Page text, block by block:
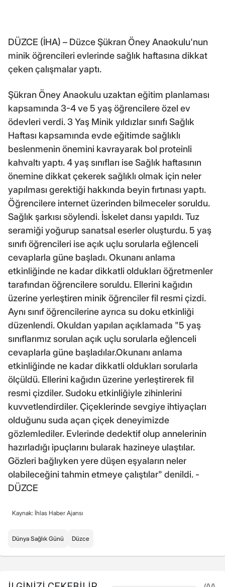
DÜZCE (İHA) – Düzce Şükran Öney Anaokulu'nun
minik öğrencileri evlerinde sağlık haftasına dikkat
çeken çalışmalar yaptı.
Şükran Öney Anaokulu uzaktan eğitim planlaması
kapsamında 3-4 ve 5 yaş öğrencilere özel ev
ödevleri verdi. 3 Yaş Minik yıldızlar sınıfı Sağlık
Haftası kapsamında evde eğitimde sağlıklı
beslenmenin önemini kavrayarak bol proteinli
kahvaltı yaptı. 4 yaş sınıfları ise Sağlık haftasının
önemine dikkat çekerek sağlıklı olmak için neler
yapılması gerektiği hakkında beyin fırtınası yaptı.
Öğrencilere internet üzerinden bilmeceler soruldu.
Sağlık şarkısı söylendi. İskelet dansı yapıldı. Tuz
seramiği yoğurup sanatsal eserler oluşturdu. 5 yaş
sınıfı öğrencileri ise açık uçlu sorularla eğlenceli
cevaplarla güne başladı. Okunanı anlama
etkinliğinde ne kadar dikkatli oldukları öğretmenler
tarafından öğrencilere soruldu. Ellerini kağıdın
üzerine yerleştiren minik öğrenciler fil resmi çizdi.
Aynı sınıf öğrencilerine ayrıca su doku etkinliği
düzenlendi. Okuldan yapılan açıklamada "5 yaş
sınıflarımız sorulan açık uçlu sorularla eğlenceli
cevaplarla güne başladılar.Okunanı anlama
etkinliğinde ne kadar dikkatli oldukları sorularla
ölçüldü. Ellerini kağıdın üzerine yerleştirerek fil
resmi çizdiler. Sudoku etkinliğiyle zihinlerini
kuvvetlendirdiler. Çiçeklerinde sevgiye ihtiyaçları
olduğunu suda açan çiçek deneyimizde
gözlemlediler. Evlerinde dedektif olup annelerinin
hazırladığı ipuçlarını bularak hazineye ulaştılar.
Gözleri bağlıyken yere düşen eşyaların neler
olabileceğini tahmin etmeye çalıştılar" denildi. -
DÜZCE
Kaynak: İhlas Haber Ajansı
Dünya Sağlık Günü Düzce